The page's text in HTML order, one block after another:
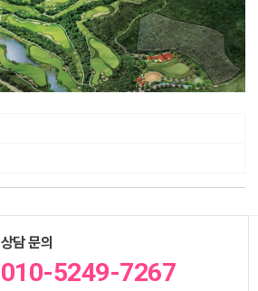
상담 문의
010-5249-7267